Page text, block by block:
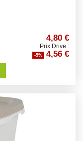
4,80 €
Prix Drive :
-5% 4,56 €